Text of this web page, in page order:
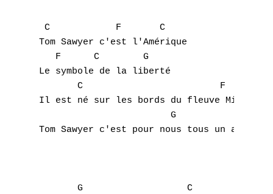
C            F       C
Tom Sawyer c'est l'Amérique
   F      C        G
Le symbole de la liberté
       C                         F      C
Il est né sur les bords du fleuve
                        G           C
Tom Sawyer c'est pour nous tous un ami
       G                   C